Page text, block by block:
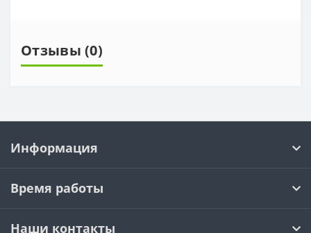
Отзывы (0)
Информация
Время работы
Наши контакты